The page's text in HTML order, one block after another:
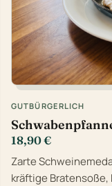
GUTBÜRGERLICH
18,90 €
Zarte
kräftige